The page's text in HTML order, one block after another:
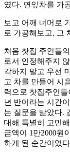
였다. 연잎차를 가
보고 어깨 너머로
로 가공해보고, 그
처음 찻집 주인들
로서 인정해주지
각하지 말고 우선
고 차를 만들어 시
력으로 찻집주인
년 반이라는 시간
는 질문을 받았다.
대해 특별히 고민
금액이 1만2000원
하게 된 순간이었